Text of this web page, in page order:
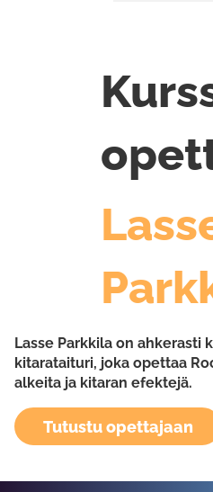
Lasse Parkkila on ahkerasti
kitarataituri, joka opettaa
alkeita ja kitaran efektejä.
Tutustu opettajaan